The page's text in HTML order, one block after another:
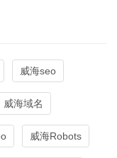
威海seo
威海域名
威海Robots